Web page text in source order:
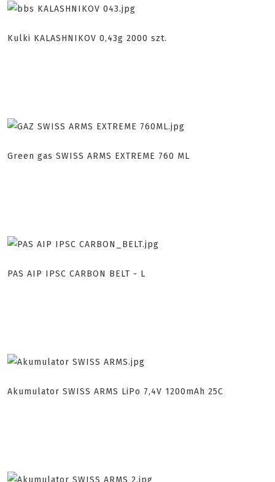
Kulki KALASHNIKOV 0,43g 2000 szt.
Green gas SWISS ARMS EXTREME 760 ML
PAS AIP IPSC CARBON BELT - L
Akumulator SWISS ARMS LiPo 7,4V 1200mAh 25C